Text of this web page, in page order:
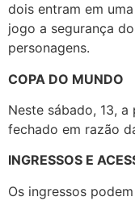
dois entram em
jogo a segurança
personagens.
COPA DO MUNDO
Neste sábado, 13,
fechado em razão
INGRESSOS E
Os ingressos